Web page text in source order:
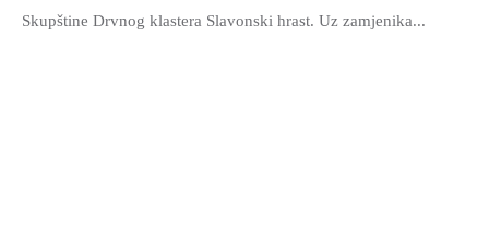
Skupštine Drvnog klastera Slavonski hrast. Uz zamjenika...